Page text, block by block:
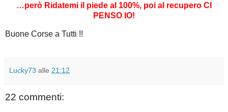
…però Ridatemi il piede al 100%, poi al recupero CI
PENSO IO!
Buone Corse a Tutti !!
Lucky73 alle 21:12
22 commenti: